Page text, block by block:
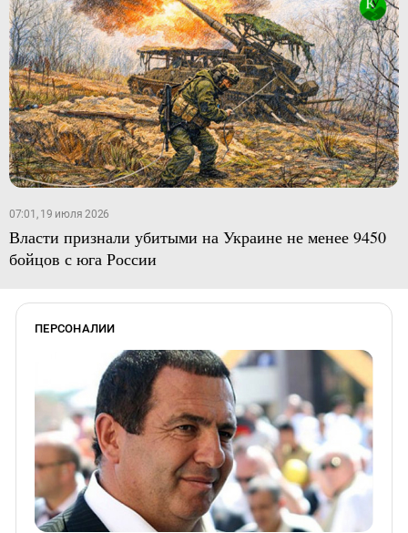
07:01, 19 июля 2026
Власти признали убитыми на Украине не менее 9450
бойцов с юга России
ПЕРСОНАЛИИ